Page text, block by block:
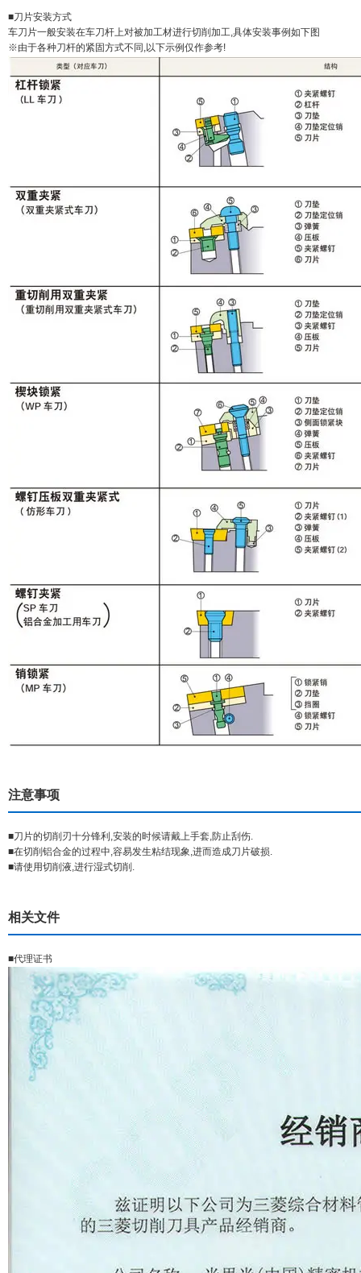
■刀片安装方式
车刀片一般安装在车刀杆上对被加工材进行切削加工,具体安装事例如下图
※由于各种刀杆的紧固方式不同,以下示例仅作参考!
注意事项
■刀片的切削刃十分锋利,安装的时候请戴上手套,防止刮伤.
■在切削铝合金的过程中,容易发生粘结现象,进而造成刀片破损.
■请使用切削液,进行湿式切削.
相关文件
■代理证书